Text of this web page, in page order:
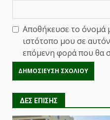
Αποθήκευσε το όνομά
ιστότοπο μου σε
επόμενη φορά που θα
ΔΕΣ ΕΠΙΣΗΣ